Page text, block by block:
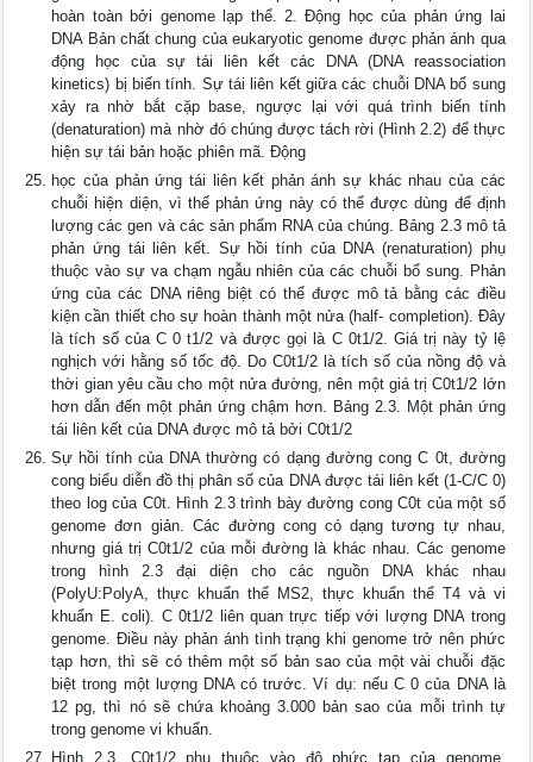
hoàn toàn bởi genome lạp thể. 2. Động học của phản ứng lai
DNA Bản chất chung của eukaryotic genome được phản ánh qua
động học của sự tái liên kết các DNA (DNA reassociation
kinetics) bị biến tính. Sự tái liên kết giữa các chuỗi DNA bổ sung
xảy ra nhờ bắt cặp base, ngược lại với quá trình biến tính
(denaturation) mà nhờ đó chúng được tách rời (Hình 2.2) để thực
hiện sự tái bản hoặc phiên mã. Động
học của phản ứng tái liên kết phản ánh sự khác nhau của các
chuỗi hiện diện, vì thế phản ứng này có thể được dùng để định
lượng các gen và các sản phẩm RNA của chúng. Bảng 2.3 mô tả
phản ứng tái liên kết. Sự hồi tính của DNA (renaturation) phụ
thuộc vào sự va chạm ngẫu nhiên của các chuỗi bổ sung. Phản
ứng của các DNA riêng biệt có thể được mô tả bằng các điều
kiện cần thiết cho sự hoàn thành một nửa (half- completion). Đây
là tích số của C 0 t1/2 và được gọi là C 0t1/2. Giá trị này tỷ lệ
nghịch với hằng số tốc độ. Do C0t1/2 là tích số của nồng độ và
thời gian yêu cầu cho một nửa đường, nên một giá trị C0t1/2 lớn
hơn dẫn đến một phản ứng chậm hơn. Bảng 2.3. Một phản ứng
tái liên kết của DNA được mô tả bởi C0t1/2
Sự hồi tính của DNA thường có dạng đường cong C 0t, đường
cong biểu diễn đồ thị phân số của DNA được tái liên kết (1-C/C 0)
theo log của C0t. Hình 2.3 trình bày đường cong C0t của một số
genome đơn giản. Các đường cong có dạng tương tự nhau,
nhưng giá trị C0t1/2 của mỗi đường là khác nhau. Các genome
trong hình 2.3 đại diện cho các nguồn DNA khác nhau
(PolyU:PolyA, thực khuẩn thể MS2, thực khuẩn thể T4 và vi
khuẩn E. coli). C 0t1/2 liên quan trực tiếp với lượng DNA trong
genome. Điều này phản ánh tình trạng khi genome trở nên phức
tạp hơn, thì sẽ có thêm một số bản sao của một vài chuỗi đặc
biệt trong một lượng DNA có trước. Ví dụ: nếu C 0 của DNA là
12 pg, thì nó sẽ chứa khoảng 3.000 bản sao của mỗi trình tự
trong genome vi khuẩn.
Hình 2.3. C0t1/2 phụ thuộc vào độ phức tạp của genome.